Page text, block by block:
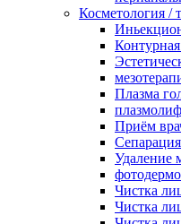
Косметология /
Плазма
Приём
Сепарация
Удаление
Чистка
Чистка